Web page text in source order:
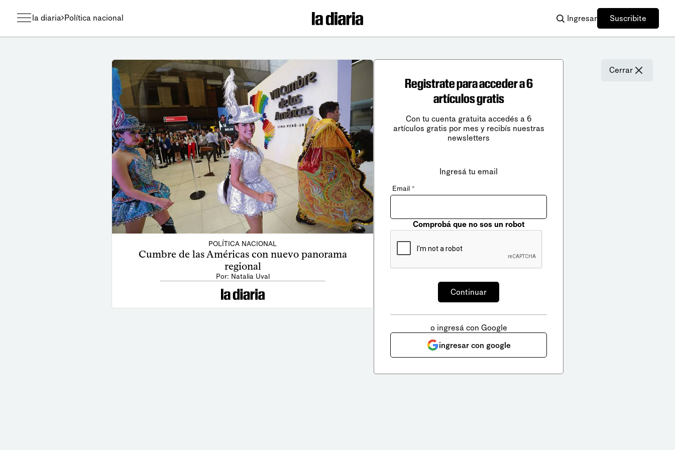
la diaria Política nacional Ingresar Suscribite
POLÍTICA NACIONAL
Cumbre de las Américas con nuevo panorama
regional
Por: Natalia Uval
Cerrar
Registrate para acceder a 6
artículos gratis
Con tu cuenta gratuita accedés a 6
artículos gratis por mes y recibís nuestras
newsletters
Ingresá tu email
Email *
Comprobá que no sos un robot
o ingresá con Google
ingresar con google